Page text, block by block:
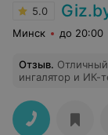
5.0
Минск до 20:00
Отзыв.
ингалятор и ИК-
детально
магазин - там
Вообще жесть).